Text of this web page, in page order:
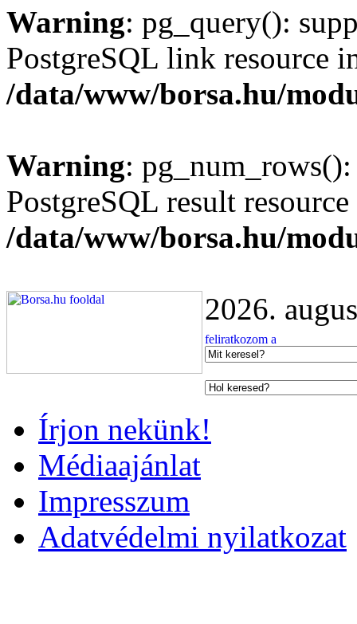
Warning: pg_query():
PostgreSQL link resource
/data/www/borsa.hu/
Warning:
PostgreSQL result
/data/www/borsa.hu/
2026.
Írjon nekünk!
Médiaajánlat
Impresszum
Adatvédelmi nyilatkozat